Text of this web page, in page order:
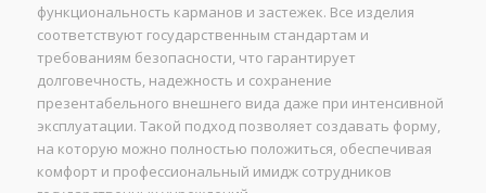
функциональность карманов и застежек. Все изделия
соответствуют государственным стандартам и
требованиям безопасности, что гарантирует
долговечность, надежность и сохранение
презентабельного внешнего вида даже при интенсивной
эксплуатации. Такой подход позволяет создавать форму,
на которую можно полностью положиться, обеспечивая
комфорт и профессиональный имидж сотрудников